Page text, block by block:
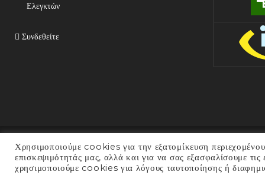
Ελεγκτών
Συνδεθείτε
COPYRIGHT © 2025 ΓΕΝΙΚΌ
ΠΟΛΙΤΙΚΉ ΠΡΟΣΤΑΣΊΑΣ ΠΡΟΣΩΠΙΚΏΝ
Χρησιμοποιούμε cookies για την εξατομίκευση
επισκεψιμότητάς μας, αλλά και για να σας εξασφαλίσουμε
χρησιμοποιούμε cookies για λόγους ταυτοποίησης ή